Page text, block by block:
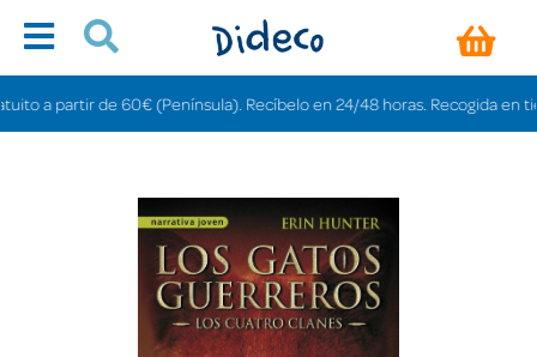
partir de 60€ (Península). Recíbelo en 24/48 horas. Recogida en